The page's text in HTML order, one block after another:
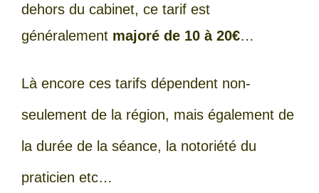
dehors du cabinet, ce tarif est
généralement majoré de 10 à 20€…
Là encore ces tarifs dépendent non-
seulement de la région, mais également de
la durée de la séance, la notoriété du
praticien etc…